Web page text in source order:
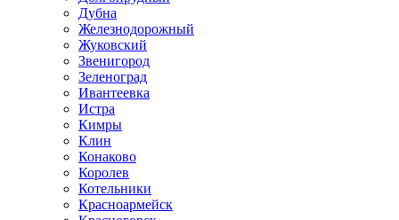
Дубна
Железнодорожный
Жуковский
Звенигород
Зеленоград
Ивантеевка
Истра
Кимры
Клин
Конаково
Королев
Котельники
Красноармейск